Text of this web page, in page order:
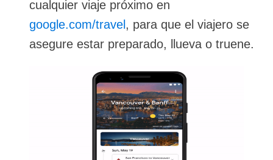
cualquier viaje próximo en
google.com/travel , para que el viajero se
asegure estar preparado, llueva o truene.